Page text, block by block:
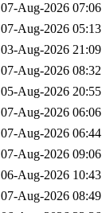
07-Aug-2026 07:06
07-Aug-2026 05:13
03-Aug-2026 21:09
07-Aug-2026 08:32
05-Aug-2026 20:55
07-Aug-2026 06:06
07-Aug-2026 06:44
07-Aug-2026 09:06
06-Aug-2026 10:43
07-Aug-2026 08:49